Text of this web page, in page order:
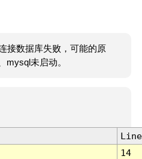
接数据库失败，可能的原
mysql未启动。
Line
14